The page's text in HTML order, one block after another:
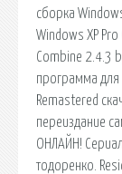
сборка
Windows XP
Combine 2.4.3
программа для
Remastered
переиздание
ОНЛАЙН!
тодоренко.